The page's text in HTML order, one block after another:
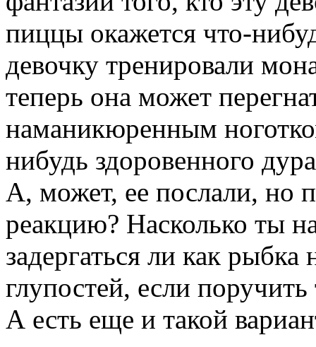
пиццы окажется что-
девочку тренировали
теперь она может
наманикюренным
нибудь здоровенного
А, может, ее послали, но
реакцию? Насколько ты
задергаться ли как
глупостей, если поручить
А есть еще и такой